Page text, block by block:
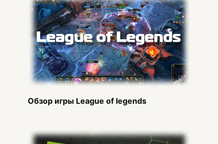
Обзор игры League of legends